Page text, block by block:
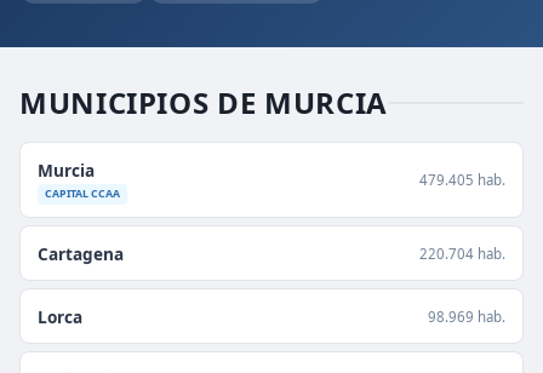
MUNICIPIOS DE MURCIA
Murcia
CAPITAL CCAA
479.405 hab.
Cartagena 220.704 hab.
Lorca 98.969 hab.